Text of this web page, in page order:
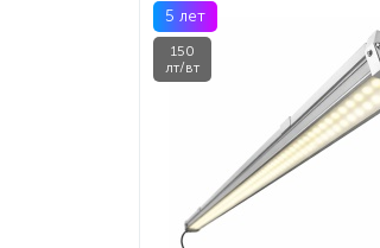
5 лет
150
лт/вт